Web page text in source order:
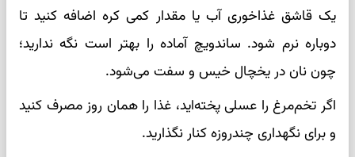
یک قاشق غذاخوری آب یا مقدار کمی کره اضافه کنید تا
دوباره نرم شود. ساندویچ آماده را بهتر است نگه ندارید؛
چون نان در یخچال خیس و سفت می‌شود.
اگر تخم‌مرغ را عسلی پخته‌اید، غذا را همان روز مصرف کنید
و برای نگهداری چندروزه کنار نگذارید.